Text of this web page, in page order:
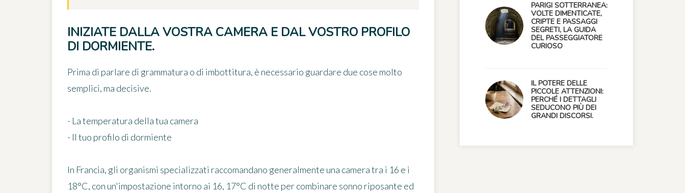
INIZIATE DALLA VOSTRA CAMERA E DAL VOSTRO PROFILO
DI DORMIENTE.
Prima di parlare di grammatura o di imbottitura, è necessario guardare due cose molto
semplici, ma decisive.
- La temperatura della tua camera
- Il tuo profilo di dormiente
In Francia, gli organismi specializzati raccomandano generalmente una camera tra i 16 e i
18°C, con un'impostazione intorno ai 16, 17°C di notte per combinare sonno riposante ed
PARIGI SOTTERRANEA:
VOLTE DIMENTICATE,
CRIPTE E PASSAGGI
SEGRETI, LA GUIDA
DEL PASSEGGIATORE
CURIOSO
IL POTERE DELLE
PICCOLE ATTENZIONI:
PERCHÉ I DETTAGLI
SEDUCONO PIÙ DEI
GRANDI DISCORSI.